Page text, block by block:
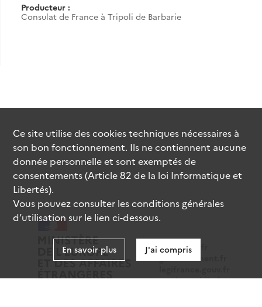
Producteur :
Consulat de France à Tripoli de Barbarie
data.gouv.fr
gouvernement.fr
service-public.fr
Ce site utilise descookiestechniques nécessaires à
son bon fonctionnement. Ils ne contiennent aucune
donnée personnelle et sont exemptés de
consentements (Article 82 de la loi Informatique et
Libertés).
Vous pouvez consulter les conditions générales
d’utilisation sur le lien ci-dessous.
En savoir plus J'ai compris